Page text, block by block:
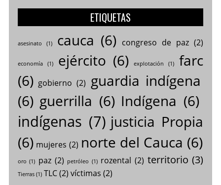
ETIQUETAS
asesinato (1) cauca (6) congreso de paz(2)
economía(1) ejército (6) explotación (1)
farc
(6) gobierno (2) guardia indígena
(6) guerrilla (6) Indígena (6)
indígenas (7) justicia Propia
(6) mujeres (2) norte del Cauca (6)
oro (1) paz (2) petróleo (1) rozental (2) territorio (3)
Tierras(1) TLC(2) víctimas (2)